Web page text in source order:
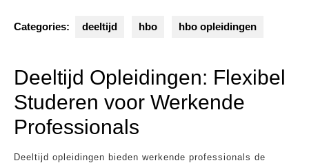
Categories: deeltijd hbo hbo opleidingen
Deeltijd Opleidingen: Flexibel
Studeren voor Werkende
Professionals
Deeltijd opleidingen bieden werkende professionals de